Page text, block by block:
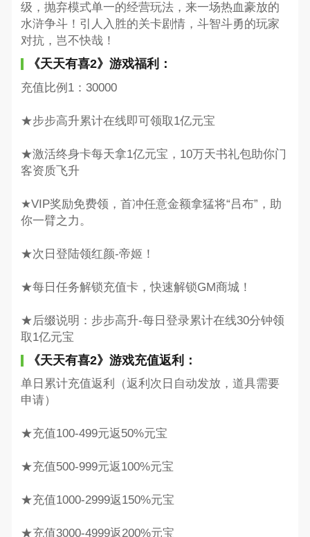
级，抛弃模式单一的经营玩法，来一场热血豪放的
水浒争斗！引人入胜的关卡剧情，斗智斗勇的玩家
对抗，岂不快哉！
《天天有喜2》游戏福利：
充值比例1：30000
★步步高升累计在线即可领取1亿元宝
★激活终身卡每天拿1亿元宝，10万天书礼包助你门
客资质飞升
★VIP奖励免费领，首冲任意金额拿猛将“吕布”，助
你一臂之力。
★次日登陆领红颜-帝姬！
★每日任务解锁充值卡，快速解锁GM商城！
★后缀说明：步步高升-每日登录累计在线30分钟领
取1亿元宝
《天天有喜2》游戏充值返利：
单日累计充值返利（返利次日自动发放，道具需要
申请）
★充值100-499元返50%元宝
★充值500-999元返100%元宝
★充值1000-2999返150%元宝
★充值3000-4999返200%元宝